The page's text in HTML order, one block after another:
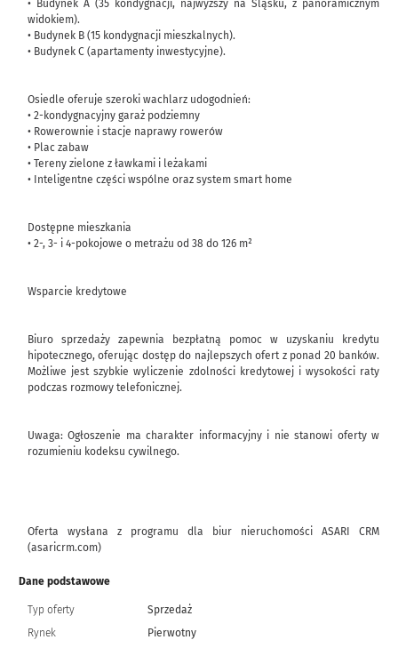
• Budynek A (35 kondygnacji, najwyższy na Śląsku, z panoramicznym
widokiem).
• Budynek B (15 kondygnacji mieszkalnych).
• Budynek C (apartamenty inwestycyjne).
Osiedle oferuje szeroki wachlarz udogodnień:
• 2-kondygnacyjny garaż podziemny
• Rowerownie i stacje naprawy rowerów
• Plac zabaw
• Tereny zielone z ławkami i leżakami
• Inteligentne części wspólne oraz system smart home
Dostępne mieszkania
• 2-, 3- i 4-pokojowe o metrażu od 38 do 126 m²
Wsparcie kredytowe
Biuro sprzedaży zapewnia bezpłatną pomoc w uzyskaniu kredytu
hipotecznego, oferując dostęp do najlepszych ofert z ponad 20 banków.
Możliwe jest szybkie wyliczenie zdolności kredytowej i wysokości raty
podczas rozmowy telefonicznej.
Uwaga: Ogłoszenie ma charakter informacyjny i nie stanowi oferty w
rozumieniu kodeksu cywilnego.
Oferta wysłana z programu dla biur nieruchomości ASARI CRM
(asaricrm.com)
Dane podstawowe
Typ oferty
Sprzedaż
Rynek
Pierwotny